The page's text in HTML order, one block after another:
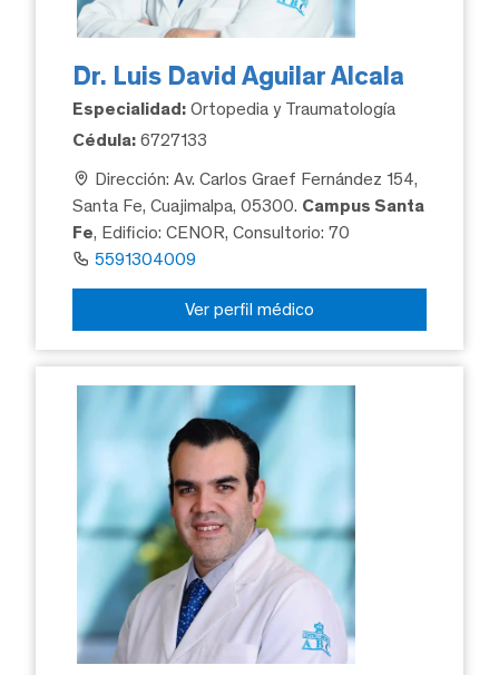
Dr. Luis David Aguilar Alcala
Especialidad: Ortopedia y Traumatología
Cédula: 6727133
Dirección: Av. Carlos Graef Fernández 154,
Santa Fe, Cuajimalpa, 05300. Campus Santa
Fe, Edificio: CENOR, Consultorio: 70
5591304009
Ver perfil médico